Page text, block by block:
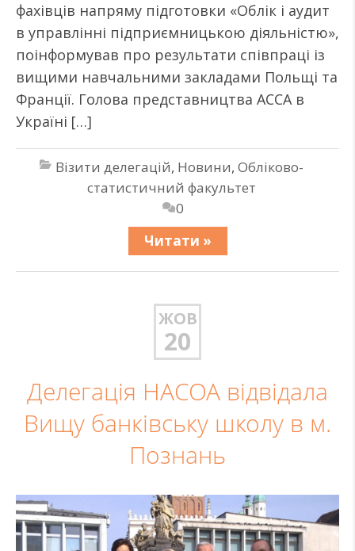
фахівців напряму підготовки «Облік і аудит
в управлінні підприємницькою діяльністю»,
поінформував про результати співпраці із
вищими навчальними закладами Польщі та
Франції. Голова представництва АССА в
Україні […]
Візити делегацій, Новини, Обліково-
статистичний факультет
0
Читати »
ЖОВ
20
Делегація НАСОА відвідала
Вищу банківську школу в м.
Познань